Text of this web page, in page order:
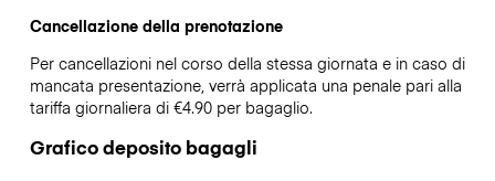
Cancellazione della prenotazione
Per cancellazioni nel corso della stessa giornata e in caso di
mancata presentazione, verrà applicata una penale pari alla
tariffa giornaliera di €4.90 per bagaglio.
Grafico deposito bagagli